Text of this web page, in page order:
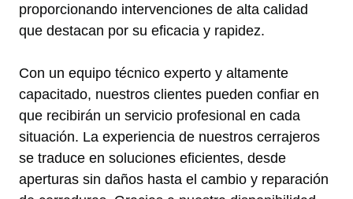
proporcionando intervenciones de alta calidad
que destacan por su eficacia y rapidez.
Con un equipo técnico experto y altamente
capacitado, nuestros clientes pueden confiar en
que recibirán un servicio profesional en cada
situación. La experiencia de nuestros cerrajeros
se traduce en soluciones eficientes, desde
aperturas sin daños hasta el cambio y reparación